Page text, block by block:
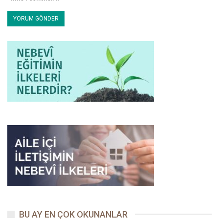
Hatta O, birebir yetiştirdiği kimselere, insan zimmetlemiş ve
geliştirdiği bu sistematikle kişiye özel eğitime yaygınlaştırmıştır.
Resûlü, gelecekte İslam toplumuna rehberlik yapacak, İslam’ı
insanlığa ulaştıracak ilk muallim kadrosunu da oluşturmuştu.
Allah Resûlü’nün takip ettiği bu eğitim anlayışının bir
yansımasıdır ki, ilgilendiği şahısların soru, sorun ve isteklerine,
onların ihtiyaç, kabiliyet, psikolojik yapı ve sosyal durumlarına
En Faziletli Amel Hangisidir?
Bu soruyu Allah Resûlü’ne bir çok sahabî merak edip sormuş ve
O, çoğu zaman şahısların durumuna göre farklı cevaplar
vermiştir. Mesela Abdullah İbn-i Mes’ud’a, “Vaktinde kılınan
namaz!”, Ebu Zerr’e, “Allah’a iman ve Allah yolunda cihad!”,
yoktur!”,
Hz. Amr İbn-i Abese’ye “Hacc-ı mebrûr ve umre!”
BU AY EN ÇOK OKUNANLAR